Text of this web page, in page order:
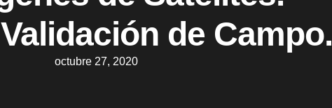
de Campo.
octubre 27, 2020